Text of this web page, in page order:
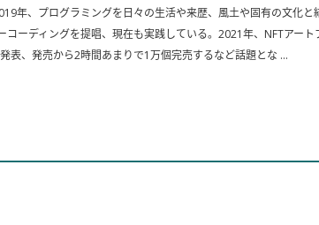
年、プログラミングを日々の生活や来歴、風土や固有の文化と
コーディングを提唱、現在も実践している。2021年、NFTアート
表、発売から2時間あまりで1万個完売するなど話題とな ...
ルを詳しく見る